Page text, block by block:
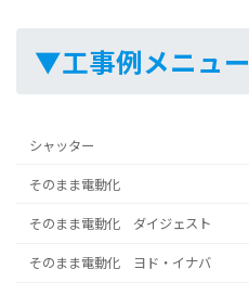
▼工事例メニュー
シャッター
そのまま電動化
そのまま電動化 ダイジェスト
そのまま電動化 ヨド・イナバ